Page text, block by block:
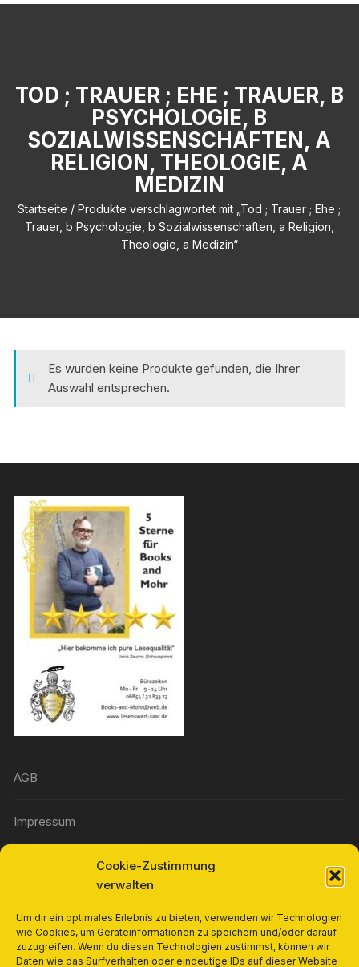
Cookie-Zustimmung
verwalten
Um dir ein optimales Erlebnis zu bieten, verwenden wir Technologien
wie Cookies, um Geräteinformationen zu speichern und/oder darauf
zuzugreifen. Wenn du diesen Technologien zustimmst, können wir
Daten wie das Surfverhalten oder eindeutige IDs auf dieser Website
TOD ; TRAUER ; EHE ; TRAUER, B
PSYCHOLOGIE, B
SOZIALWISSENSCHAFTEN, A
RELIGION, THEOLOGIE, A
MEDIZIN
Startseite / Produkte verschlagwortet mit „Tod ; Trauer ; Ehe ;
Trauer, b Psychologie, b Sozialwissenschaften, a Religion,
Theologie, a Medizin“
Es wurden keine Produkte gefunden, die Ihrer
Auswahl entsprechen.
AGB
Impressum
Widerrufsbelehrung
Cookie-Richtlinie (EU)